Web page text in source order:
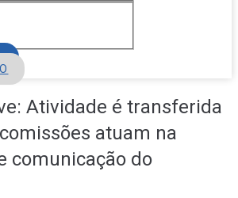
Atividade é transferida
atuam na
comunicação do